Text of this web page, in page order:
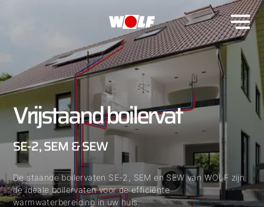
Vrijstaand boilervat
SE-2, SEM & SEW
De staande boilervaten SE-2, SEM en SEW van WOLF zijn
de ideale boilervaten voor de efficiënte
warmwaterbereiding in uw huis.